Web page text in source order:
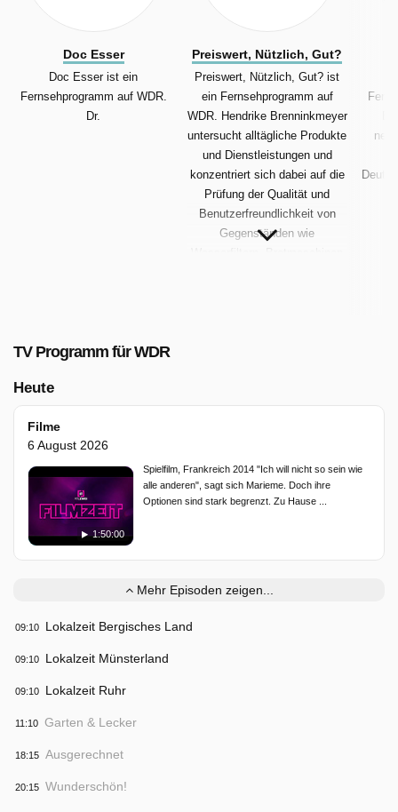
Doc Esser
Doc Esser ist ein
Fernsehprogramm auf WDR.
Dr.
Preiswert, Nützlich, Gut?
Preiswert, Nützlich, Gut? ist
ein Fernsehprogramm auf
WDR. Hendrike Brenninkmeyer
untersucht alltägliche Produkte
und Dienstleistungen und
konzentriert sich dabei auf die
Prüfung der Qualität und
Benutzerfreundlichkeit von
Gegenständen wie
TV Programm für WDR
Heute
Filme
6 August 2026
1:50:00
Spielfilm, Frankreich 2014 "Ich will nicht so sein wie
alle anderen", sagt sich Marieme. Doch ihre
Optionen sind stark begrenzt. Zu Hause ...
Mehr Episoden zeigen...
09:10 Lokalzeit Bergisches Land
09:10 Lokalzeit Münsterland
09:10 Lokalzeit Ruhr
11:10 Garten & Lecker
18:15 Ausgerechnet
20:15 Wunderschön!